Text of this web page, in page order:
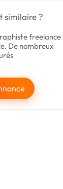
similaire ?
freelance
De nombreux